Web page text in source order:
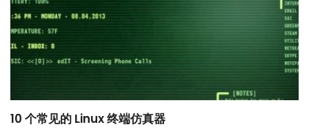
10 个常见的 Linux 终端仿真器